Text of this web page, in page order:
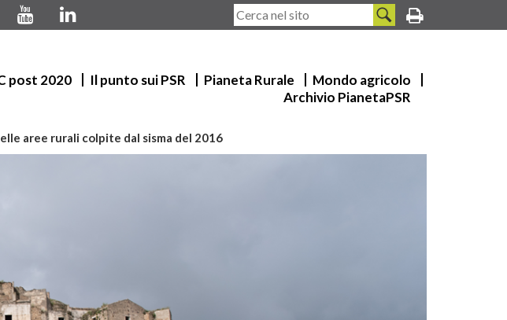
post 2020 Il punto sui PSR Pianeta Rurale
Mondo agricolo
Archivio PianetaPSR
aree rurali colpite dal sisma del 2016